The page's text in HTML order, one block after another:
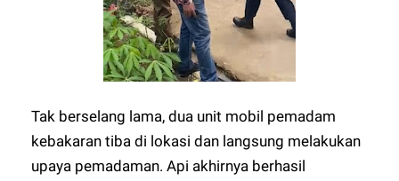
Tak berselang lama, dua unit mobil pemadam
kebakaran tiba di lokasi dan langsung melakukan
upaya pemadaman. Api akhirnya berhasil